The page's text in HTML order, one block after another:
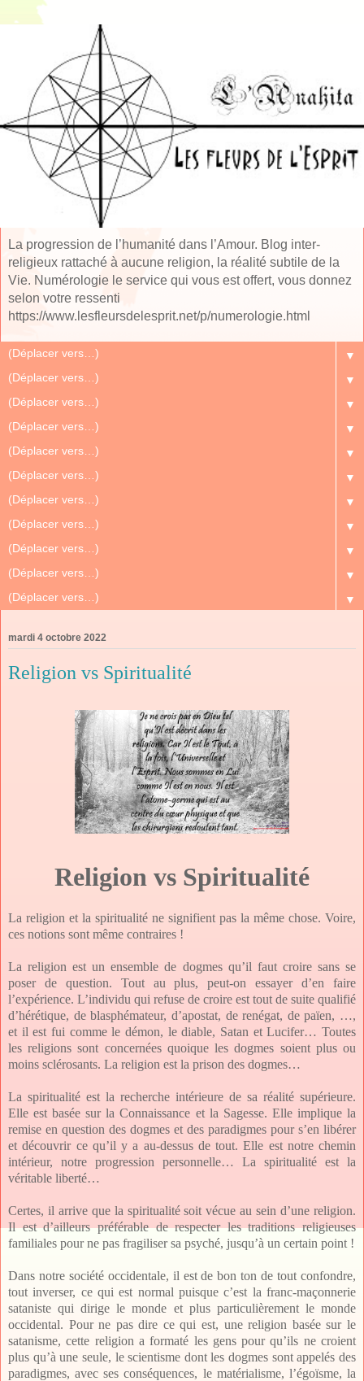
La progression de l’humanité dans l’Amour. Blog inter-
religieux rattaché à aucune religion, la réalité subtile de la
Vie. Numérologie le service qui vous est offert, vous donnez
selon votre ressenti
https://www.lesfleursdelesprit.net/p/numerologie.html
▼
▼
▼
▼
▼
▼
▼
▼
▼
▼
▼
mardi 4 octobre 2022
Religion vs Spiritualité
Religion vs Spiritualité
La religion et la spiritualité ne signifient pas la même chose. Voire,
ces notions sont même contraires !
La religion est un ensemble de dogmes qu’il faut croire sans se
poser de question. Tout au plus, peut-on essayer d’en faire
l’expérience. L’individu qui refuse de croire est tout de suite qualifié
d’hérétique, de blasphémateur, d’apostat, de renégat, de païen, …,
et il est fui comme le démon, le diable, Satan et Lucifer… Toutes
les religions sont concernées quoique les dogmes soient plus ou
moins sclérosants. La religion est la prison des dogmes…
La spiritualité est la recherche intérieure de sa réalité supérieure.
Elle est basée sur la Connaissance et la Sagesse. Elle implique la
remise en question des dogmes et des paradigmes pour s’en libérer
et découvrir ce qu’il y a au-dessus de tout. Elle est notre chemin
intérieur, notre progression personnelle… La spiritualité est la
véritable liberté…
Certes, il arrive que la spiritualité soit vécue au sein d’une religion.
Il est d’ailleurs préférable de respecter les traditions religieuses
familiales pour ne pas fragiliser sa psyché, jusqu’à un certain point !
Dans notre société occidentale, il est de bon ton de tout confondre,
tout inverser, ce qui est normal puisque c’est la franc-maçonnerie
sataniste qui dirige le monde et plus particulièrement le monde
occidental. Pour ne pas dire ce qui est, une religion basée sur le
satanisme, cette religion a formaté les gens pour qu’ils ne croient
plus qu’à une seule, le scientisme dont les dogmes sont appelés des
paradigmes, avec ses conséquences, le matérialisme, l’égoïsme, la